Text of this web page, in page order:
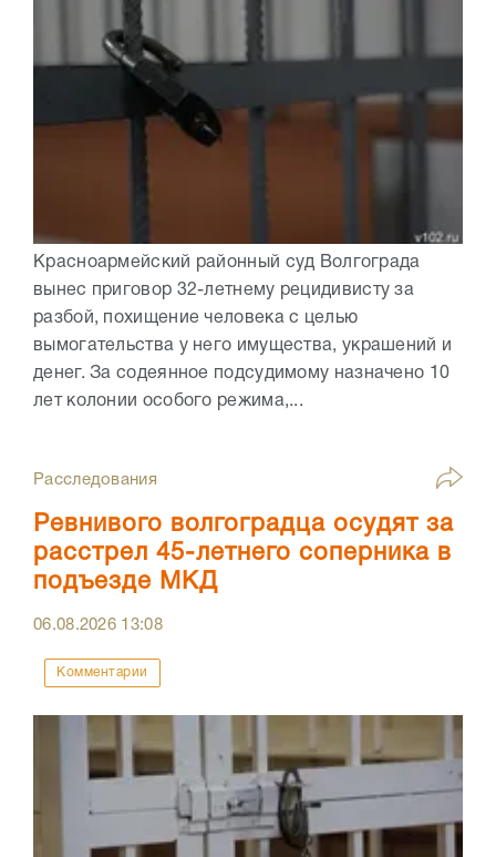
Красноармейский районный суд Волгограда
вынес приговор 32-летнему рецидивисту за
разбой, похищение человека с целью
вымогательства у него имущества, украшений и
денег. За содеянное подсудимому назначено 10
лет колонии особого режима,...
Расследования
Ревнивого волгоградца осудят за
расстрел 45-летнего соперника в
подъезде МКД
06.08.2026 13:08
Комментарии